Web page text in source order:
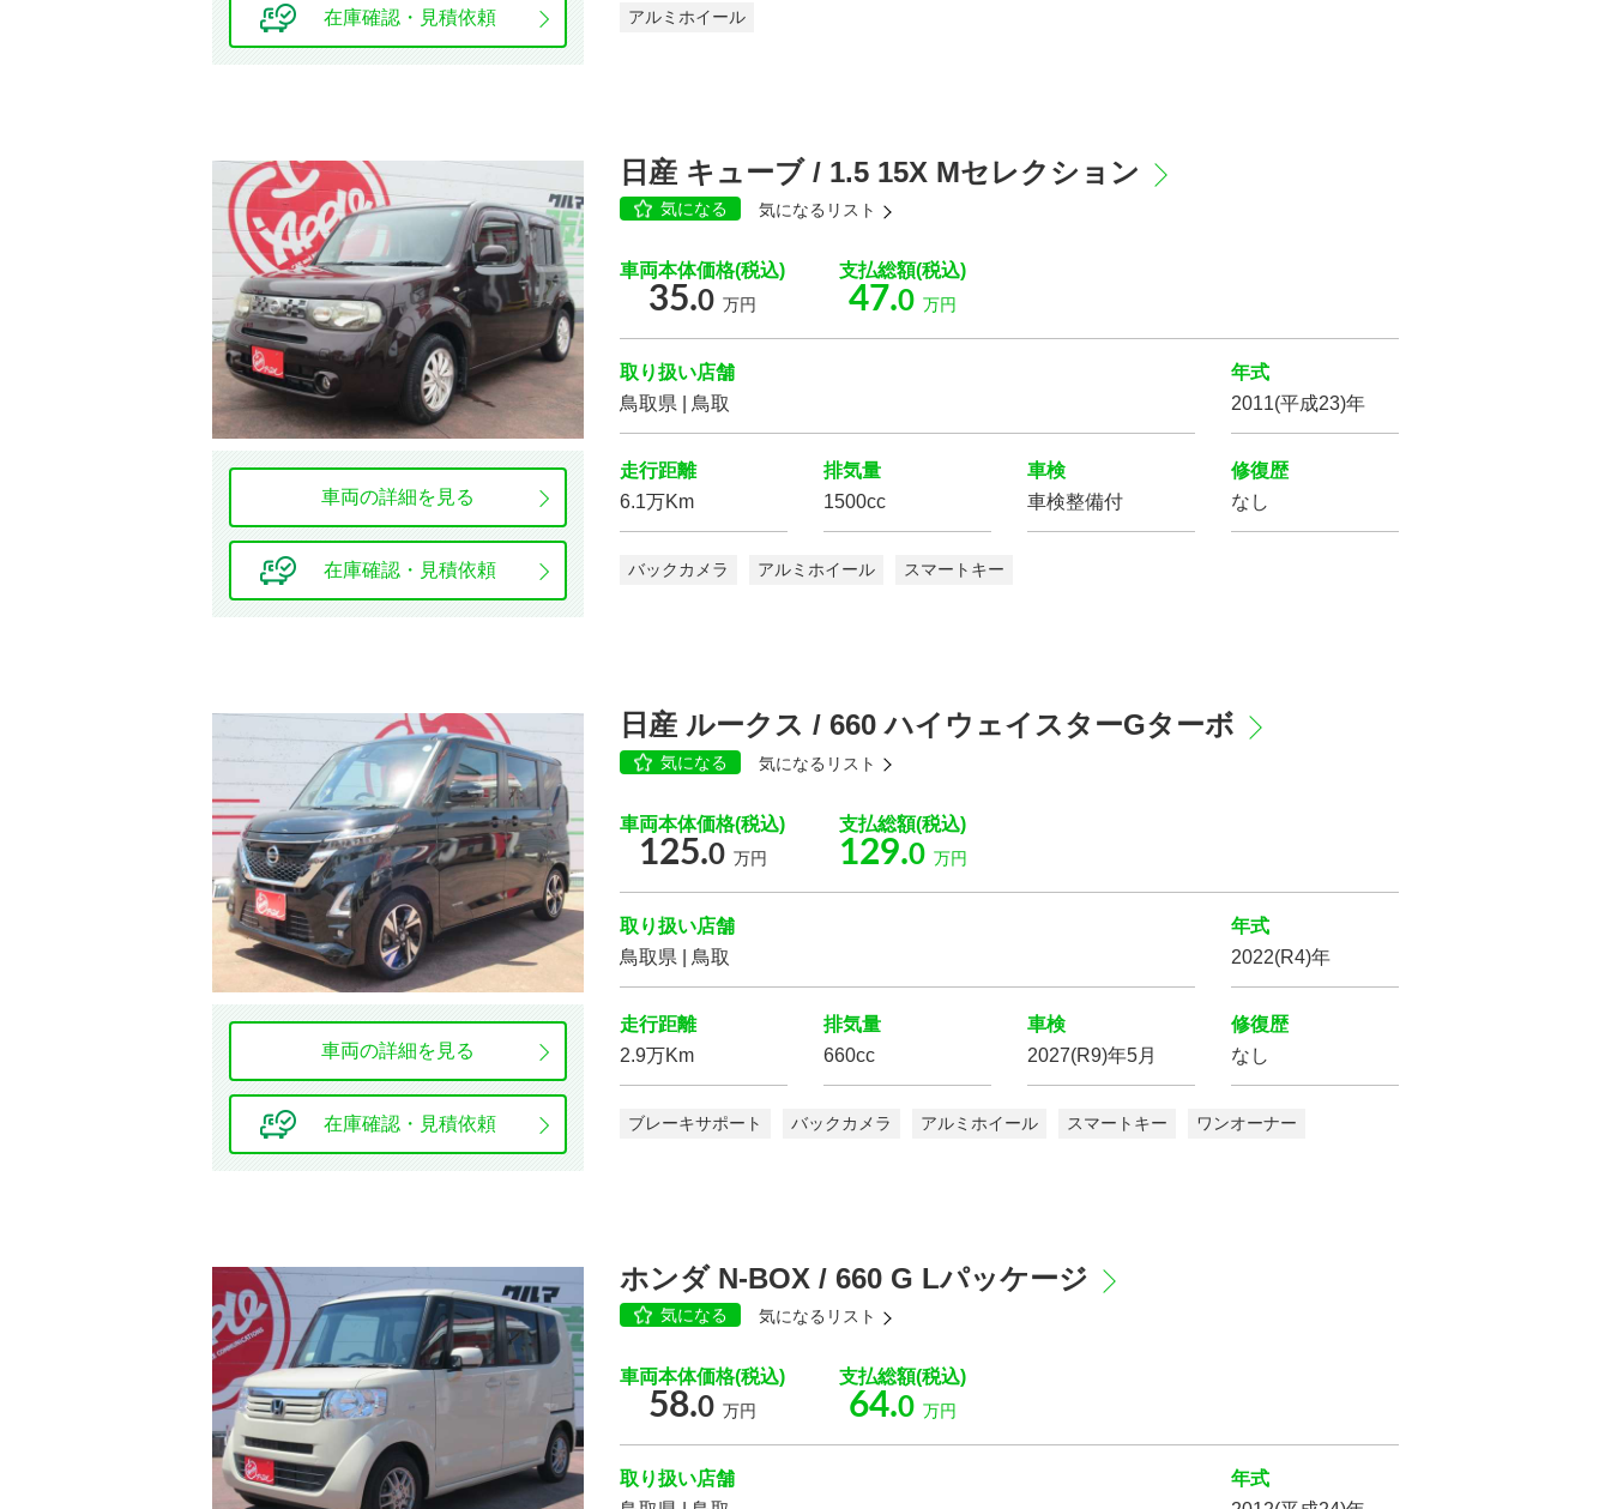
キーレス エントリー スマートキー
安全装置・サポート
ABS クルーズコントロール パーキングアシスト
障害物センサー エアバッグ 助手席エアバッグ
カーテン エアバッグ フロントカメラ バックカメラ
全周囲カメラ
環境装備・福祉装備
アイドリングストップ エコカー減税 対象車 電動リアゲート
フルエアロ ローダウン アルミホイール
シート関連
フルフラットシート 3列シート ウォークスルー
本革シート ベンチシート
シートエアコン
アルミホイール
在庫確認・見積依頼
日産 キューブ / 1.5 15X Mセレクション
気になる 気になるリスト
車両本体価格(税込)
35.0 万円
支払総額(税込)
47.0 万円
取り扱い店舗
鳥取県 | 鳥取
年式
2011(平成23)年
走行距離
6.1万Km
排気量
1500cc
車検
車検整備付
修復歴
なし
バックカメラ アルミホイール スマートキー
車両の詳細を見る
在庫確認・見積依頼
日産 ルークス / 660 ハイウェイスターGターボ
気になる 気になるリスト
車両本体価格(税込)
125.0 万円
支払総額(税込)
129.0 万円
取り扱い店舗
鳥取県 | 鳥取
年式
2022(R4)年
走行距離
2.9万Km
排気量
660cc
車検
2027(R9)年5月
修復歴
なし
ブレーキサポート バックカメラ アルミホイール スマートキー ワンオーナー
車両の詳細を見る
在庫確認・見積依頼
ホンダ N-BOX / 660 G Lパッケージ
気になる 気になるリスト
車両本体価格(税込)
58.0 万円
支払総額(税込)
64.0 万円
取り扱い店舗
年式